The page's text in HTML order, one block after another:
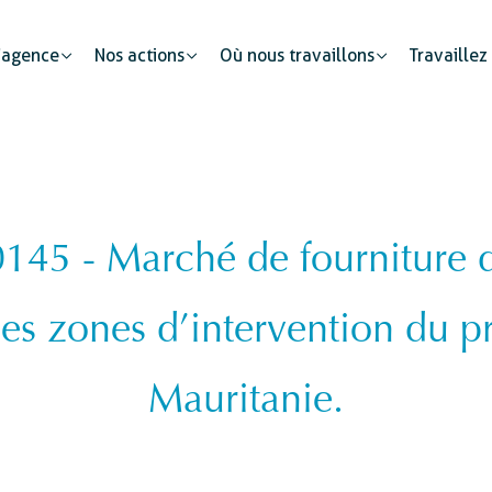
Partenariats publics
Le secteur privé : un
Nos actions
Développement urbain
Sécurité
Où nous travaillons Travaillez
- Marché de fourniture
zones d’intervention du
Mauritanie.